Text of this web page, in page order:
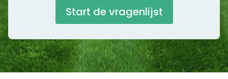
Start de vragenlijst